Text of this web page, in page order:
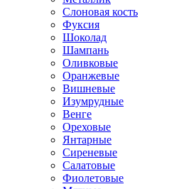
Слоновая кость
Фуксия
Шоколад
Шампань
Оливковые
Оранжевые
Вишневые
Изумрудные
Венге
Ореховые
Янтарные
Сиреневые
Салатовые
Фиолетовые